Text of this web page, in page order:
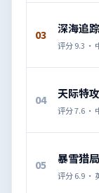
03 深海追
评分9.3 ·
04 天际特
评分7.6 ·
05 暴雪猎
评分6.9 ·